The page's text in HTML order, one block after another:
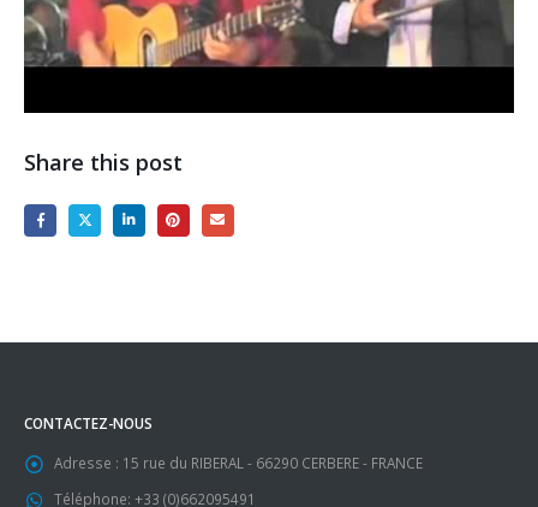
Share this post
CONTACTEZ-NOUS
Adresse : 15 rue du RIBERAL - 66290 CERBERE - FRANCE
Téléphone: +33 (0)662095491